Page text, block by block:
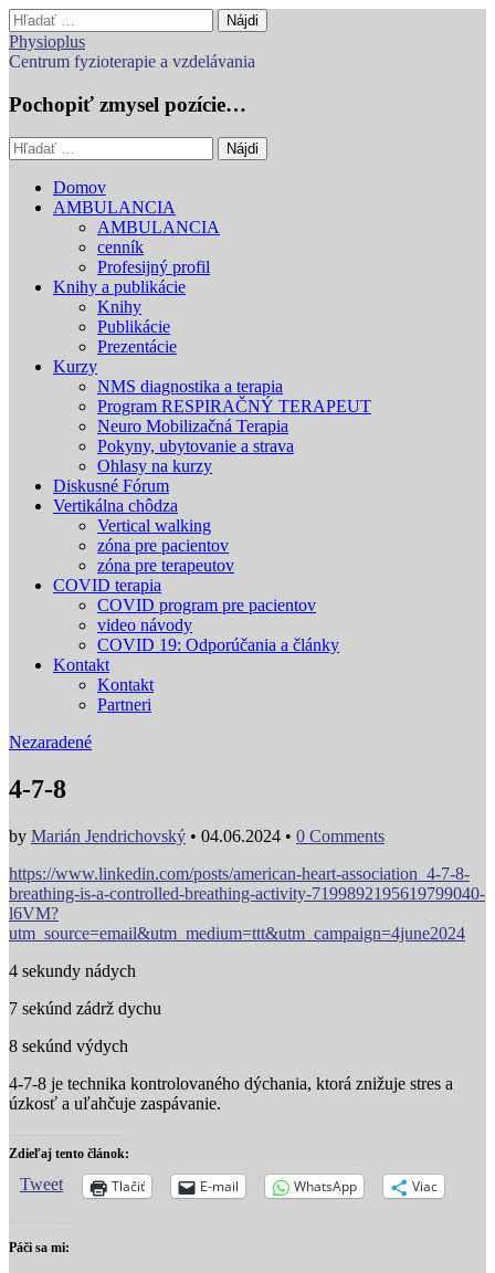
Hľadať:
Physioplus
Centrum fyzioterapie a vzdelávania
Pochopiť zmysel pozície…
Hľadať:
Main
menu
Skip
Domov
AMBULANCIA
AMBULANCIA
cenník
Profesijný profil
Knihy a publikácie
Knihy
Publikácie
Prezentácie
Kurzy
NMS diagnostika a terapia
Program RESPIRAČNÝ TERAPEUT
Neuro Mobilizačná Terapia
Pokyny, ubytovanie a strava
Ohlasy na kurzy
Diskusné Fórum
Vertikálna chôdza
Vertical walking
zóna pre pacientov
zóna pre terapeutov
COVID terapia
COVID program pre pacientov
video návody
COVID 19: Odporúčania a články
Kontakt
Kontakt
Partneri
Nezaradené
4-7-8
by Marián Jendrichovský • 04.06.2024 • 0 Comments
https://www.linkedin.com/posts/american-heart-association_4-7-8-
breathing-is-a-controlled-breathing-activity-7199892195619799040-
l6VM?
utm_source=email&utm_medium=ttt&utm_campaign=4june2024
4 sekundy nádych
7 sekúnd zádrž dychu
8 sekúnd výdych
4-7-8 je technika kontrolovaného dýchania, ktorá znižuje stres a
úzkosť a uľahčuje zaspávanie.
Zdieľaj tento článok:
Tweet Tlačiť E-mail WhatsApp Viac
Páči sa mi: